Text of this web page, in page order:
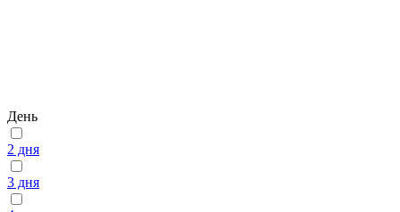
День
2 дня
3 дня